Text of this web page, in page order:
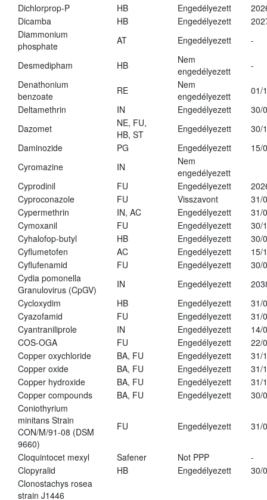
Dichlorprop-P
HB Engedélyezett
Dicamba
HB Engedélyezett
Diammonium
phosphate
AT Engedélyezett -
Desmedipham HB
Nem
engedélyezett
-
Denathonium
benzoate
RE
Nem
engedélyezett
01/
Deltamethrin
IN Engedélyezett
30/
Dazomet
NE, FU,
HB, ST
Engedélyezett
30/
Daminozide
PG Engedélyezett
15/
Cyromazine
IN
Nem
engedélyezett
Cyprodinil
FU Engedélyezett
Cyproconazole
FU Visszavont
31/
Cypermethrin
IN, AC Engedélyezett
31/
Cymoxanil
FU Engedélyezett
30/
Cyhalofop-butyl
HB Engedélyezett
30/
Cyflumetofen
AC Engedélyezett
15/
Cyflufenamid
FU Engedélyezett
30/
Cydia pomonella
Granulovirus (CpGV)
IN Engedélyezett
Cycloxydim
HB Engedélyezett
31/
Cyazofamid
FU Engedélyezett
31/
Cyantraniliprole
IN Engedélyezett
14/
COS-OGA
FU Engedélyezett
22/
Copper oxychloride
BA, FU Engedélyezett
31/
Copper oxide
BA, FU Engedélyezett
31/
Copper hydroxide
BA, FU Engedélyezett
31/
Copper compounds
BA, FU Engedélyezett
30/
Coniothyrium
minitans Strain
CON/M/91-08 (DSM
9660)
FU Engedélyezett 31/
Cloquintocet mexyl Safener Not PPP
-
Clopyralid
HB Engedélyezett
30/
Clonostachys rosea
strain J1446